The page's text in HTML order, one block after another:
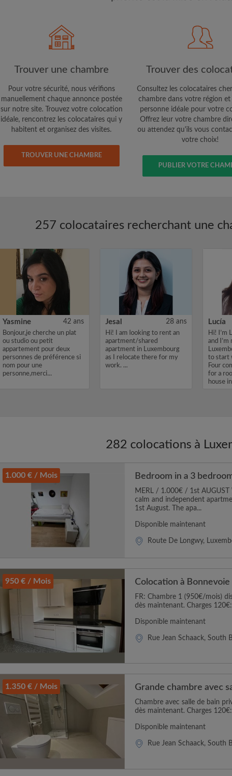
Trouver une chambre
Pour votre sécurité, nous vérifions
manuellement chaque annonce postée
sur notre site. Trouvez votre colocation
idéale, rencontrez les colocataires qui y
habitent et organisez des visites.
TROUVER UNE CHAMBRE
Trouver des
Consultez les colocataires
chambre dans votre région
personne idéale pour votre
Offrez leur votre chambre
ou attendez qu'ils vous
votre choix!
PUBLIER VOTRE
257 colocataires recherchant une
Yasmine 42 ans
Bonjour,je cherche un plat
ou studio ou petit
appartement pour deux
personnes de préférence si
nom pour une
personne,merci...
Jesal 28 ans
Hi! I am looking to rent an
apartment/shared
apartment in Luxembourg
as I relocate there for my
work. ...
Lucía
Hi! I’m
and
to start
Four
for a
house
282 colocations à
1.000 € / Mois Bedroom in a 3
MERL / 1.000€ / 1st
calm and independent
1st August. The apa...
Disponible maintenant
Route De Longwy,
950 € / Mois Colocation à Bonnevoie
FR: Chambre 1 (950€/mois)
dès maintenant. Charges
Disponible maintenant
Rue Jean Schaack, South
1.350 € / Mois Grande chambre avec
Chambre avec salle de bain
dès maintenant. Charges
Disponible maintenant
Rue Jean Schaack, South